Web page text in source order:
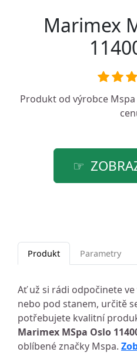
Marimex
Produkt od výrobce Mspa
Produkt Parametry
Ať už si rádi odpočinete
nebo pod stanem, určitě
potřebujete kvalitní
Marimex MSpa Oslo
oblíbené značky Mspa.